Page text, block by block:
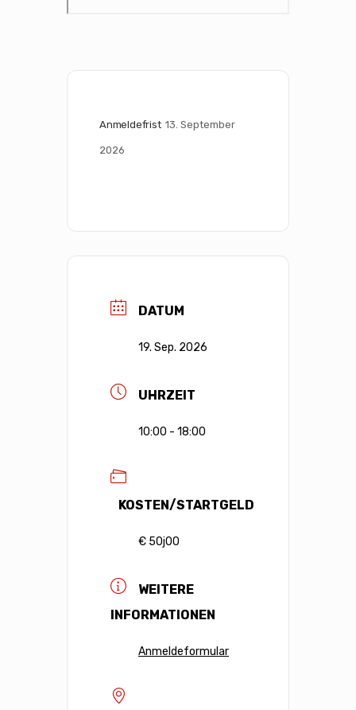
Anmeldefrist 13. September
2026
DATUM
19. Sep. 2026
UHRZEIT
10:00 - 18:00
KOSTEN/STARTGELD
€ 50j00
WEITERE
INFORMATIONEN
Anmeldeformular